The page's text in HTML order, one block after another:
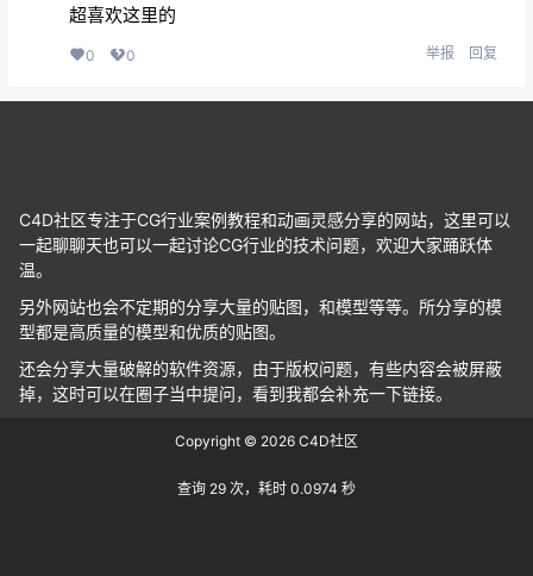
超喜欢这里的
0 0 举报 回复
C4D社区专注于CG行业案例教程和动画灵感分享的网站，这里可以
一起聊聊天也可以一起讨论CG行业的技术问题，欢迎大家踊跃体
温。
另外网站也会不定期的分享大量的贴图，和模型等等。所分享的模
型都是高质量的模型和优质的贴图。
还会分享大量破解的软件资源，由于版权问题，有些内容会被屏蔽
掉，这时可以在圈子当中提问，看到我都会补充一下链接。
Copyright © 2026 C4D社区
查询 29 次，耗时 0.0974 秒